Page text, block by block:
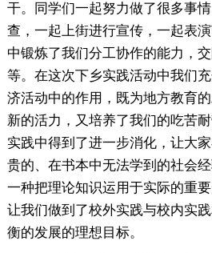
干。同学们一起努力做了很多事
查，一起上街进行宣传，一起
中锻炼了我们分工协作的能力，
等。在这次下乡实践活动中我们
济活动中的作用，既为地方教育
新的活力，又培养了我们的吃苦
实践中得到了进一步消化，让大
贵的、在书本中无法学到的社会
一种把理论知识运用于实际的重
让我们做到了校外实践与校内实
衡的发展的理想目标。